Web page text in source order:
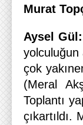
Murat
Aysel Gül:
yolculuğun
çok
(Meral
Toplantı
çıkartıldı.